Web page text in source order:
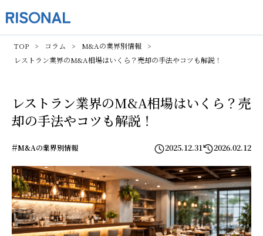
TOP コラム
M&Aの業界別情報
レストラン業界のM&A相場はいくら？売却の手法やコツも解説！
レストラン業界のM&A相場はいくら？売
却の手法やコツも解説！
#M&Aの業界別情報 2025.12.31 2026.02.12